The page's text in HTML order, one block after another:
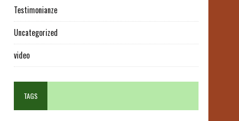
Testimonianze
Uncategorized
video
TAGS